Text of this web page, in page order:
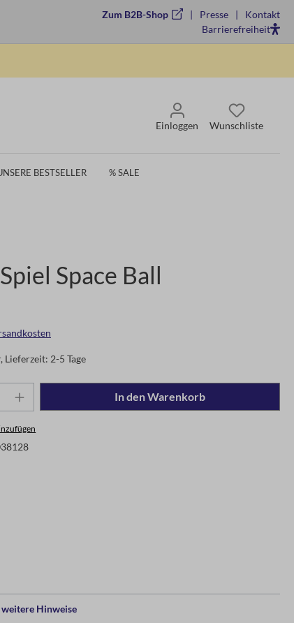
Zum B2B-Shop Presse
Kontakt
Barrierefreiheit
Einloggen Wunschliste
BESTSELLER % SALE
Space Ball
2-5 Tage
In den Warenkorb
Hinweise